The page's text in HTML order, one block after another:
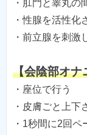
・肛門と睾丸の
・性腺を活性化
・前立腺を刺激
【会陰部オナ
・座位で行う
・皮膚ごと上下
・1秒間に2回